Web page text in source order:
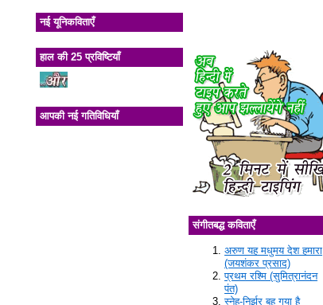
नई यूनिकविताएँ
हाल की 25 प्रविष्टियाँ
आपकी नई गतिविधियाँ
संगीतबद्ध कविताएँ
अरुण यह मधुमय देश हमारा
(जयशंकर प्रसाद)
प्रथम रश्मि (सुमित्रानंदन
पंत)
स्नेह-निर्झर बह गया है